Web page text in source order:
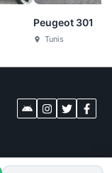
Peugeot 301
Tunis